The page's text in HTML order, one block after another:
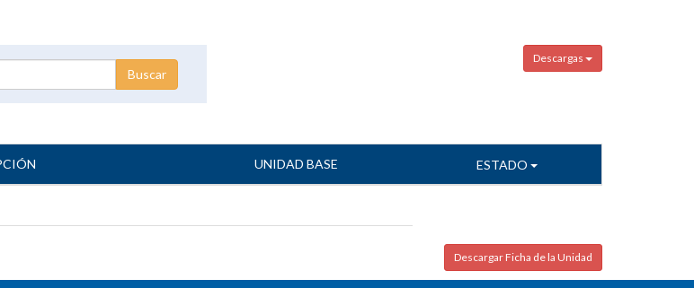
Descargas
UNIDAD BASE ESTADO
Descargar Ficha de la Unidad